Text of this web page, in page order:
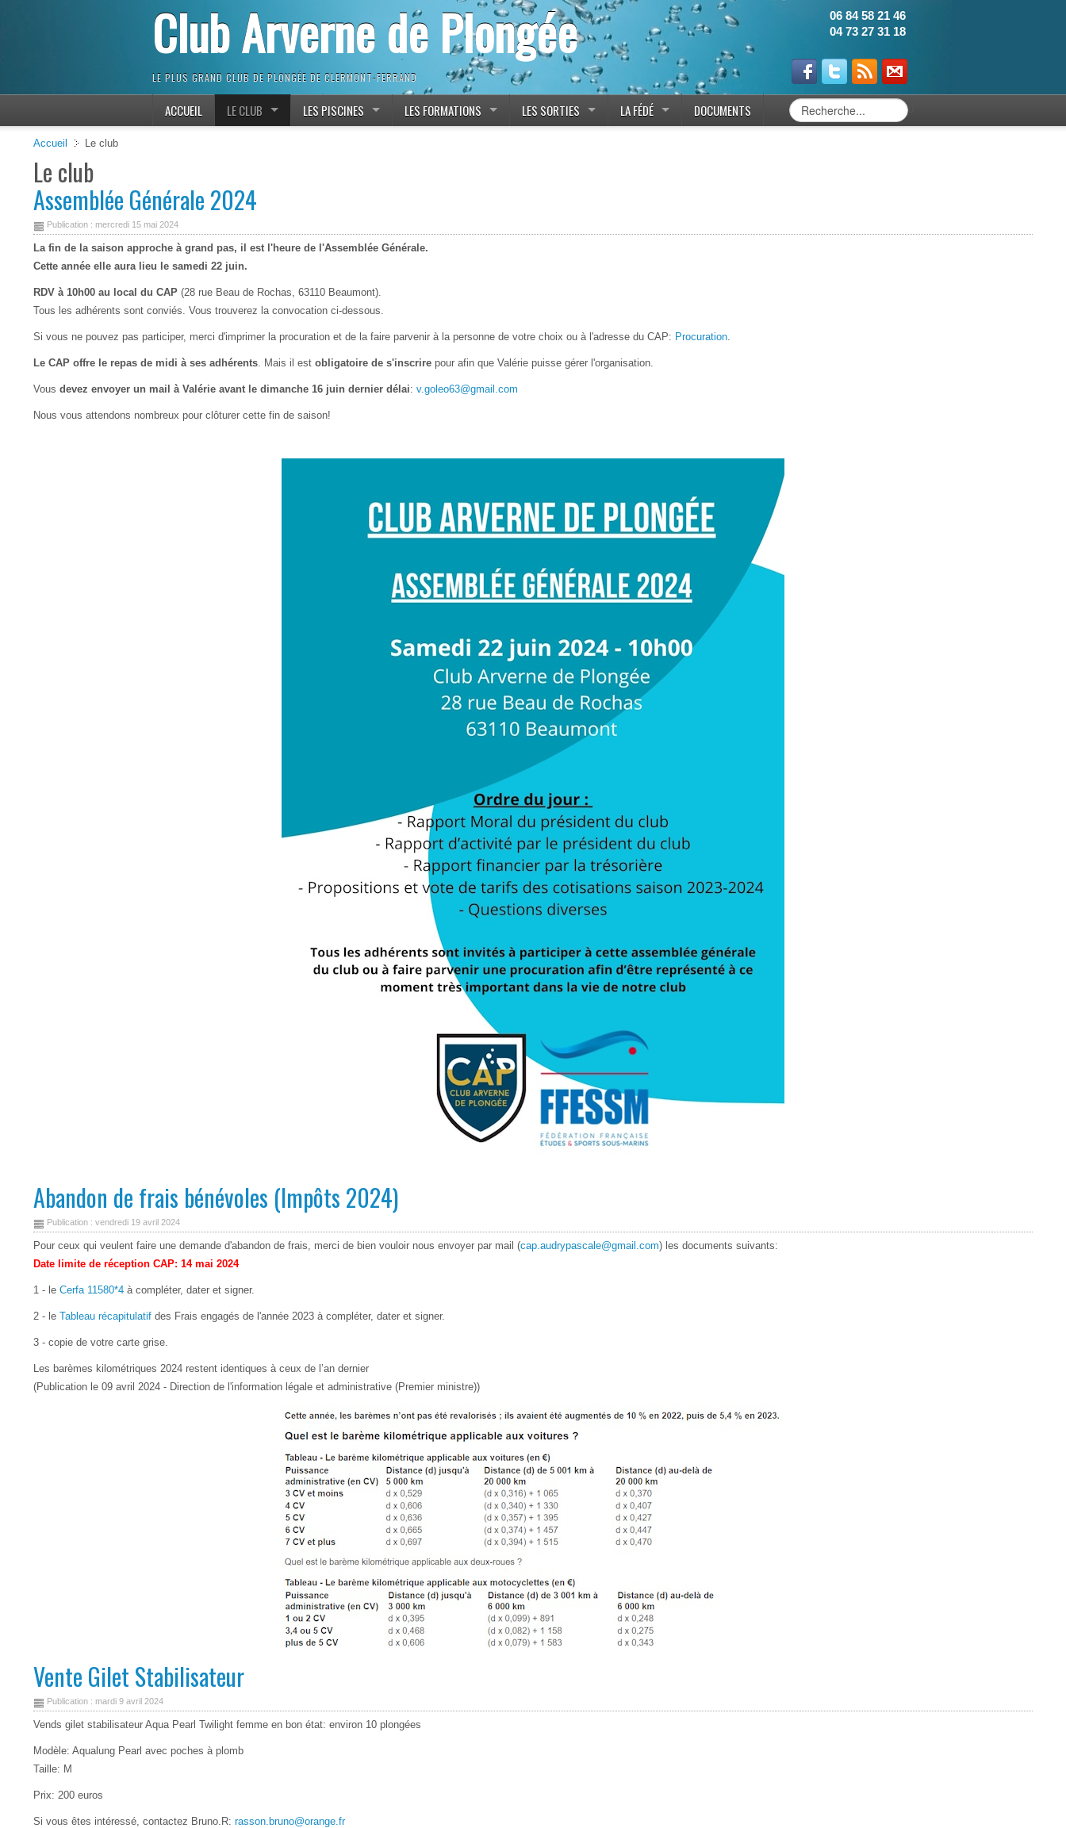
Club Arverne de Plongée
LE PLUS GRAND CLUB DE PLONGÉE DE CLERMONT-FERRAND
06 84 58 21 46
04 73 27 31 18
ACCUEIL LE CLUB LES PISCINES LES FORMATIONS LES SORTIES LA FÉDÉ DOCUMENTS
Accueil Le club
Le club
Assemblée Générale 2024
Publication : mercredi 15 mai 2024
La fin de la saison approche à grand pas, il est l'heure de l'Assemblée Générale.
Cette année elle aura lieu le samedi 22 juin.
RDV à 10h00 au local du CAP (28 rue Beau de Rochas, 63110 Beaumont).
Tous les adhérents sont conviés. Vous trouverez la convocation ci-dessous.
Si vous ne pouvez pas participer, merci d'imprimer la procuration et de la faire parvenir à la personne de votre choix ou à l'adresse du CAP: Procuration.
Le CAP offre le repas de midi à ses adhérents. Mais il est obligatoire de s'inscrire pour afin que Valérie puisse gérer l'organisation.
Vous devez envoyer un mail à Valérie avant le dimanche 16 juin dernier délai: v.goleo63@gmail.com
Nous vous attendons nombreux pour clôturer cette fin de saison!
Abandon de frais bénévoles (Impôts 2024)
Publication : vendredi 19 avril 2024
Pour ceux qui veulent faire une demande d'abandon de frais, merci de bien vouloir nous envoyer par mail (cap.audrypascale@gmail.com) les documents suivants:
Date limite de réception CAP: 14 mai 2024
1 - le Cerfa 11580*4 à compléter, dater et signer.
2 - le Tableau récapitulatif des Frais engagés de l'année 2023 à compléter, dater et signer.
3 - copie de votre carte grise.
Les barèmes kilométriques 2024 restent identiques à ceux de l’an dernier
(Publication le 09 avril 2024 - Direction de l'information légale et administrative (Premier ministre))
Vente Gilet Stabilisateur
Publication : mardi 9 avril 2024
Vends gilet stabilisateur Aqua Pearl Twilight femme en bon état: environ 10 plongées
Modèle: Aqualung Pearl avec poches à plomb
Taille: M
Prix: 200 euros
Si vous êtes intéressé, contactez Bruno.R: rasson.bruno@orange.fr